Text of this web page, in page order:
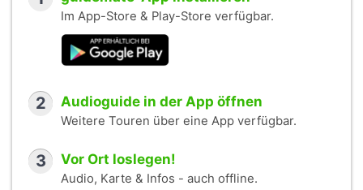
Im App-Store & Play-Store verfügbar.
2 Audioguide in der App öffnen
Weitere Touren über eine App verfügbar.
3 Vor Ort loslegen!
Audio, Karte & Infos - auch offline.